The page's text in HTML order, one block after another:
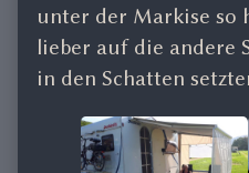
unter der Markise so
lieber auf die andere
in den Schatten